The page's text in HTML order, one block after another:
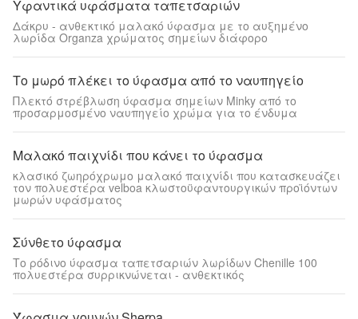
Υφαντικά υφάσματα ταπετσαριών
Δάκρυ - ανθεκτικό μαλακό ύφασμα με το αυξημένο
λωρίδα Organza χρώματος σημείων διάφορο
Το μωρό πλέκει το ύφασμα από το ναυπηγείο
Πλεκτό στρέβλωση ύφασμα σημείων Minky από το
προσαρμοσμένο ναυπηγείο χρώμα για το ένδυμα
Μαλακό παιχνίδι που κάνει το ύφασμα
κλασικό ζωηρόχρωμο μαλακό παιχνίδι που κατασκευάζει
τον πολυεστέρα velboa κλωστοϋφαντουργικών προϊόντων
μωρών υφάσματος
Σύνθετο ύφασμα
Το ρόδινο ύφασμα ταπετσαριών λωρίδων Chenille 100
πολυεστέρα συρρικνώνεται - ανθεκτικός